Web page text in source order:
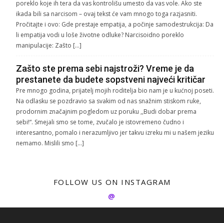
poreklo koje ih tera da vas kontrolišu umesto da vas vole. Ako ste
ikada bili sa narcisom – ovaj tekst će vam mnogo toga razjasniti.
Pročitajte i ovo: Gde prestaje empatija, a počinje samodestrukcija: Da
li empatija vodi u loše životne odluke? Narcisoidno poreklo
manipulacije: Zašto […]
Zašto ste prema sebi najstroži? Vreme je da
prestanete da budete sopstveni najveći kritičar
Pre mnogo godina, prijatelj mojih roditelja bio nam je u kućnoj poseti.
Na odlasku se pozdravio sa svakim od nas snažnim stiskom ruke,
prodornim značajnim pogledom uz poruku ,,Budi dobar prema
sebi!“. Smejali smo se tome, zvučalo je istovremeno čudno i
interesantno, pomalo i nerazumljivo jer takvu izreku mi u našem jeziku
nemamo. Mislili smo […]
FOLLOW US ON INSTAGRAM
@